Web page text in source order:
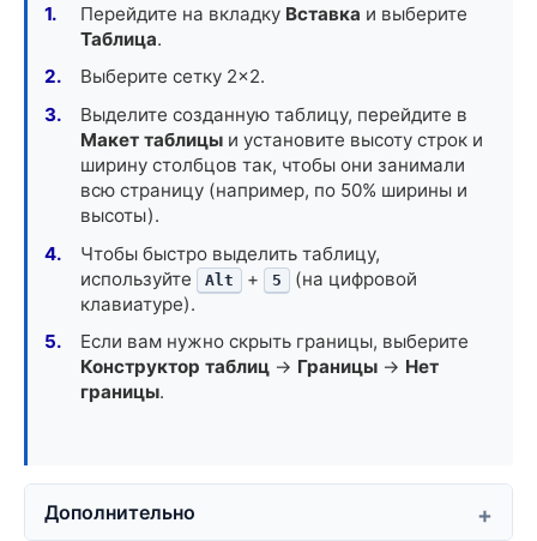
Перейдите на вкладку Вставка и выберите
Таблица.
Выберите сетку 2×2.
Выделите созданную таблицу, перейдите в
Макет таблицы и установите высоту строк и
ширину столбцов так, чтобы они занимали
всю страницу (например, по 50% ширины и
высоты).
Чтобы быстро выделить таблицу,
используйте
Alt + 5
(на цифровой
клавиатуре).
Если вам нужно скрыть границы, выберите
Конструктор таблиц -> Границы -> Нет
границы.
Дополнительно